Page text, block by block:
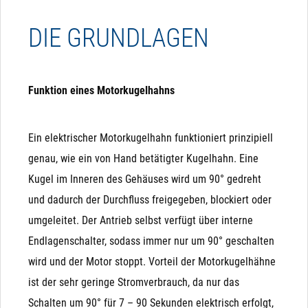
sie keine Magnetventile verwenden und lieber auf
Partikel im Medium: Schmutz, Sand, Äste, ... können
sich zwischen Membrane und Sitz setzen und sorgen
dafür, dass das Ventil nicht mehr ausreichend dicht
schließt. Daher bitte immer einen Filter davor
verbauen, wenn Partikel zu befürchten sind.
Richtungskontrolle
Die Variante Richtungskontrolle benötigt ebenfalls 3
Adern, wobei hier nur "-" oder "N" permanent anliegen
mithilfe einer drehbaren Kugel mit einer Bohrung
pneumatischen Antrieb automatisiert werden.
DIE GRUNDLAGEN
Funktion eines Motorkugelhahns
Ein elektrischer Motorkugelhahn funktioniert prinzipiell
genau, wie ein von Hand betätigter Kugelhahn. Eine
Kugel im Inneren des Gehäuses wird um 90° gedreht
und dadurch der Durchfluss freigegeben, blockiert oder
umgeleitet. Der Antrieb selbst verfügt über interne
Endlagenschalter, sodass immer nur um 90° geschalten
wird und der Motor stoppt. Vorteil der Motorkugelhähne
ist der sehr geringe Stromverbrauch, da nur das
Schalten um 90° für 7 – 90 Sekunden elektrisch erfolgt,